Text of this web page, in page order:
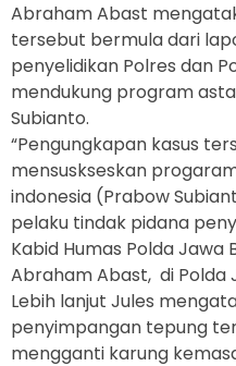
Abraham Abast
tersebut bermula dari
penyelidikan Polres dan
mendukung program
Subianto.
“Pengungkapan kasus
mensuskseskan
indonesia (Prabow
pelaku tindak pidana
Kabid Humas Polda Jawa
Abraham Abast, di Polda
Lebih lanjut Jules
penyimpangan tepung
mengganti karung